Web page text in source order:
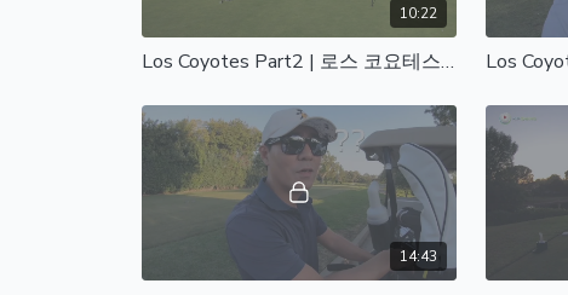
10:22
Los Coyotes Part2 | 로스 코요테스 2편
14:43